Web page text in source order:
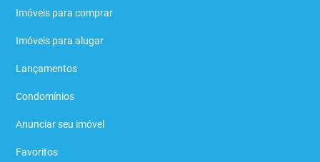
Imóveis para comprar
Imóveis para alugar
Lançamentos
Condomínios
Anunciar seu imóvel
Favoritos